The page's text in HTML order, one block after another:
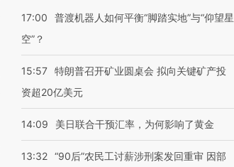
17:00
普渡机器人如何平衡“脚踏实地”与“仰望星
空”？
15:57 特朗普召开矿业圆桌会 拟向关键矿产投
资超20亿美元
14:09 美日联合干预汇率，为何影响了黄金
13:32 “90后”农民工讨薪涉刑案发回重审 因部